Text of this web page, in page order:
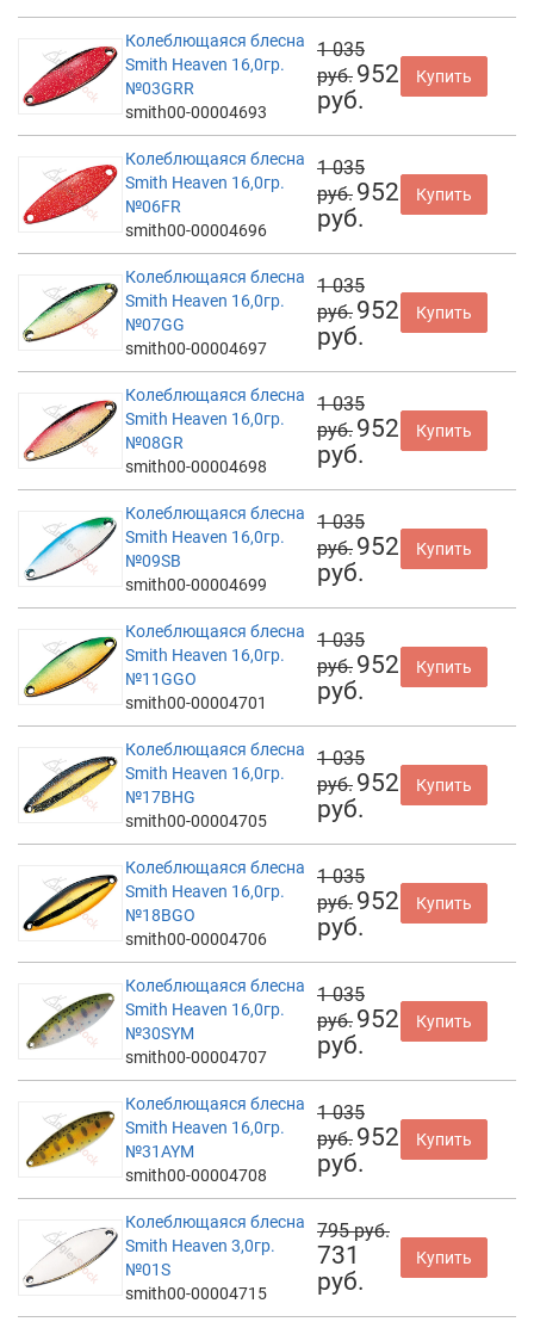
Колеблющаяся блесна
Smith Heaven 16,0гр.
№03GRR
smith00-00004693
1 035
руб. 952
руб.
Купить
Колеблющаяся блесна
Smith Heaven 16,0гр.
№06FR
smith00-00004696
1 035
руб. 952
руб.
Купить
Колеблющаяся блесна
Smith Heaven 16,0гр.
№07GG
smith00-00004697
1 035
руб. 952
руб.
Купить
Колеблющаяся блесна
Smith Heaven 16,0гр.
№08GR
smith00-00004698
1 035
руб. 952
руб.
Купить
Колеблющаяся блесна
Smith Heaven 16,0гр.
№09SB
smith00-00004699
1 035
руб. 952
руб.
Купить
Колеблющаяся блесна
Smith Heaven 16,0гр.
№11GGO
smith00-00004701
1 035
руб. 952
руб.
Купить
Колеблющаяся блесна
Smith Heaven 16,0гр.
№17BHG
smith00-00004705
1 035
руб. 952
руб.
Купить
Колеблющаяся блесна
Smith Heaven 16,0гр.
№18BGO
smith00-00004706
1 035
руб. 952
руб.
Купить
Колеблющаяся блесна
Smith Heaven 16,0гр.
№30SYM
smith00-00004707
1 035
руб. 952
руб.
Купить
Колеблющаяся блесна
Smith Heaven 16,0гр.
№31AYM
smith00-00004708
1 035
руб. 952
руб.
Купить
Колеблющаяся блесна
Smith Heaven 3,0гр.
№01S
smith00-00004715
795 руб.
731
руб.
Купить